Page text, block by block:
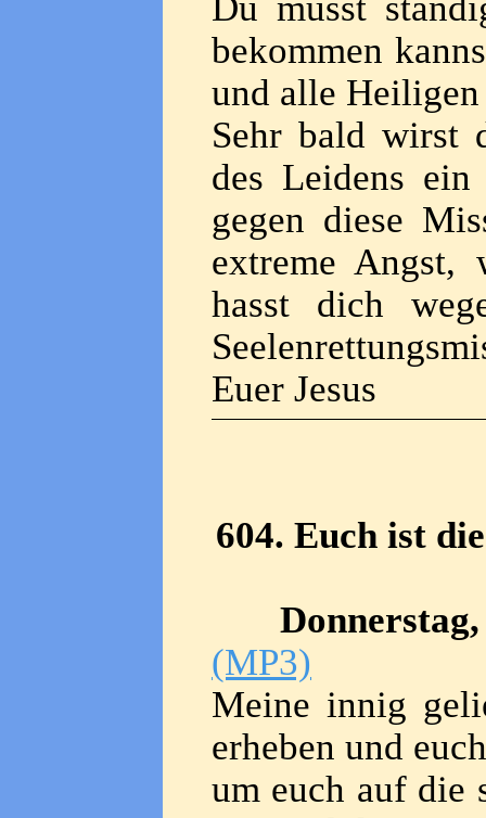
bekommen
und alle
Sehr bald wirst
des Leidens
gegen diese
extreme
hasst dich
Euer Jesus
604. Euch ist
(MP3)
Meine innig
erheben und
um euch auf die